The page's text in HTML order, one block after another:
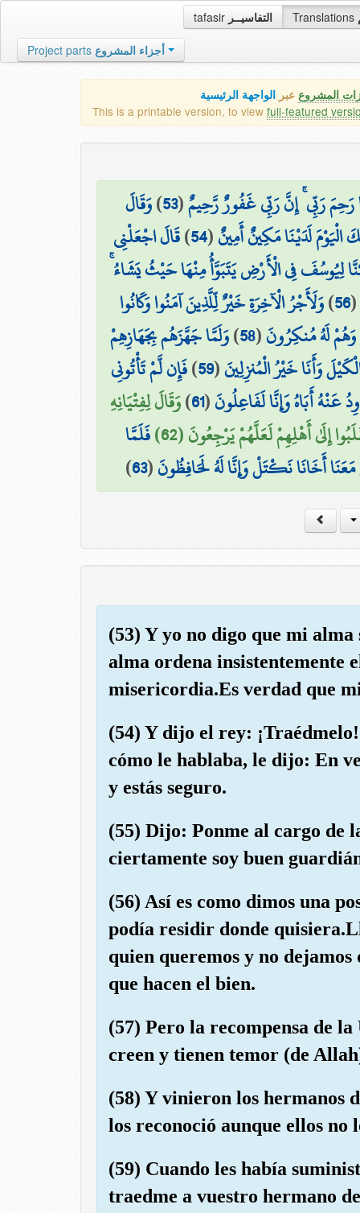
tafasir التفاسيــر Translations
Project parts أجزاء المشروع
المشروع عبر الواجهة الرئيسية
This is a printable version, to view full-featured
رَحِمَ رَبِّي ۚ إِنَّ رَبِّي غَفُورٌ رَّحِيمٌ(
53
)وَقَالَ
لَدَيْنَا مَكِينٌ أَمِينٌ(
54
)قَالَ اجْعَلْنِي
لِيُوسُفَ فِي الْأَرْضِ يَتَبَوَّأُ مِنْهَا حَيْثُ يَشَاءُ
(
56
)وَلَأَجْرُ الْآخِرَةِ خَيْرٌ لِّلَّذِينَ آمَنُوا وَكَانُوا
لَهُ مُنكِرُونَ(
58
)وَلَمَّا جَهَّزَهُم بِجَهَازِهِمْ
وَأَنَا خَيْرُ الْمُنزِلِينَ(
59
)فَإِن لَّمْ تَأْتُونِي
عَنْهُ أَبَاهُ وَإِنَّا لَفَاعِلُونَ(
61
)وَقَالَ لِفِتْيَانِهِ
إِلَىٰ أَهْلِهِمْ لَعَلَّهُمْ يَرْجِعُونَ (62)
فَلَمَّا
مَعَنَا أَخَانَا نَكْتَلْ وَإِنَّا لَهُ لَحَافِظُونَ(
63
)
(53) Y yo no digo que mi alma
alma ordena insistentemente
misericordia.Es verdad que
(54) Y dijo el rey:
cómo le hablaba, le dijo: En
y estás seguro.
(55) Dijo: Ponme al cargo de
ciertamente soy buen
(56) Así es como dimos una
podía residir donde
quien queremos y no
que hacen el bien.
(57) Pero la recompensa de
creen y tienen temor (de
(58) Y vinieron los hermanos
los reconoció aunque ellos no
(59) Cuando les había
traedme a vuestro hermano